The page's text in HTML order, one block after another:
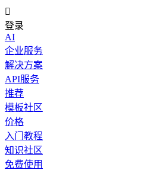

登录
AI
企业服务
解决方案
API服务
推荐
模板社区
价格
入门教程
知识社区
免费使用